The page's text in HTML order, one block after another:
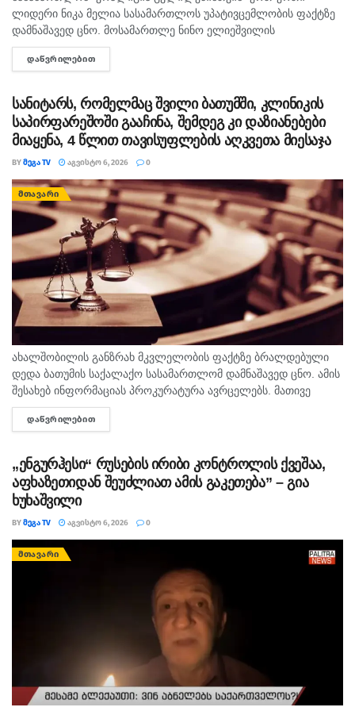
ლიდერი ნიკა მელია სასამართლოს უპატივცემლობის ფაქტზე
დამნაშავედ ცნო. მოსამართლე ნინო ელიეშვილის
გადაწყვეტილებით, ნიკა მელიას 1 წლით და 6 თვით
თავისუფლების აღკვეთა მიესაჯა, თუმცა აღნიშნულმა
ᲓᲐᲬᲕᲠᲘᲚᲔᲑᲘᲗ
სანიტარს, რომელმაც შვილი ბათუმში, კლინიკის
საპირფარეშოში გააჩინა, შემდეგ კი დაზიანებები
მიაყენა, 4 წლით თავისუფლების აღკვეთა მიესაჯა
BYᲛᲔᲒᲐ TV ᲐᲒᲕᲘᲡᲢᲝ 6, 2026 0
ᲛᲗᲐᲕᲐᲠᲘ
ახალშობილის განზრახ მკვლელობის ფაქტზე ბრალდებული
დედა ბათუმის საქალაქო სასამართლომ დამნაშავედ ცნო. ამის
შესახებ ინფორმაციას პროკურატურა ავრცელებს. მათივე
ინფორმაციით, საქმე ეხება, 22 თებერვალს, ბათუმის ერთ-
ერთი კლინიკაში მომხდარ ფაქტს, რა დროსაც კლინიკის ერთ-
ᲓᲐᲬᲕᲠᲘᲚᲔᲑᲘᲗ
„ენგურჰესი“ რუსების ირიბი კონტროლის ქვეშაა,
აფხაზეთიდან შეუძლიათ ამის გაკეთება” – გია
ხუხაშვილი
BYᲛᲔᲒᲐ TV ᲐᲒᲕᲘᲡᲢᲝ 6, 2026 0
ᲛᲗᲐᲕᲐᲠᲘ